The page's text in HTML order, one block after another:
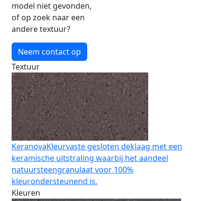
model niet gevonden,
of op zoek naar een
andere textuur?
Neem contact op
Textuur
KeranovaKleurvaste gesloten deklaag met een
keramische uitstraling waarbij het aandeel
natuursteengranulaat voor 100%
kleurondersteunend is.
Kleuren